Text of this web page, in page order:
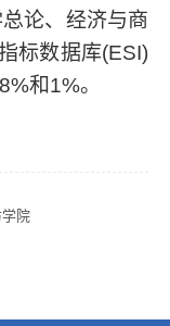
论、经济与商
标数据库(ESI)
和1%。
学院